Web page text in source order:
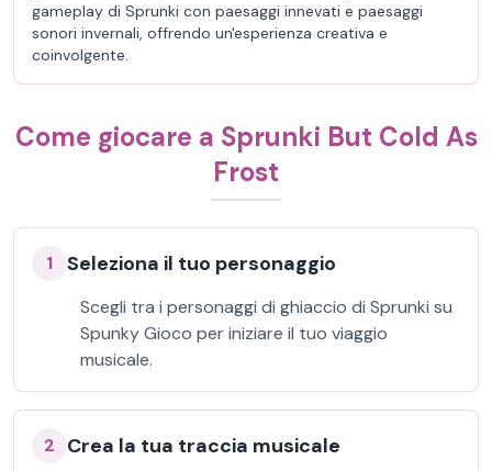
gameplay di Sprunki con paesaggi innevati e paesaggi
sonori invernali, offrendo un'esperienza creativa e
coinvolgente.
Come giocare a Sprunki But Cold As
Frost
1 Seleziona il tuo personaggio
Scegli tra i personaggi di ghiaccio di Sprunki su
Spunky Gioco per iniziare il tuo viaggio
musicale.
2 Crea la tua traccia musicale